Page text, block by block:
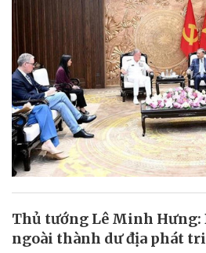
Thủ tướng Lê Minh Hưng:
ngoài thành dư địa phát